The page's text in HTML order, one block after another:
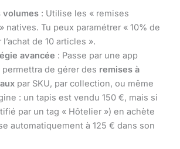
volumes : Utilise les « remises
natives. Tu peux paramétrer « 10% de
de 10 articles ».
avancée : Passe par une app
de gérer des remises à
par SKU, par collection, ou même
: un tapis est vendu 150 €, mais si
par un tag « Hôtelier ») en achète
automatiquement à 125 € dans son